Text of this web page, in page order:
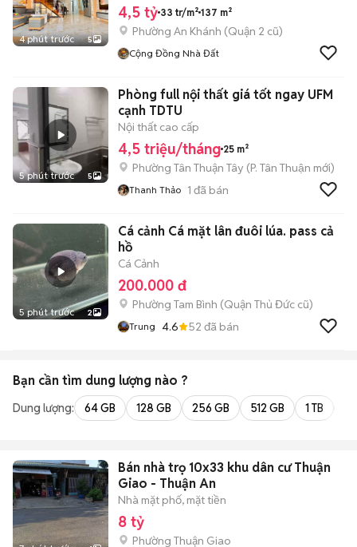
4 phút trước 5
4,5 tỷ 33 tr/m² 137 m²
Phường An Khánh (Quận 2 cũ)
Cộng Đồng Nhà Đất
5 phút trước 5
Phòng full nội thất giá tốt ngay UFM
cạnh TDTU
Nội thất cao cấp
4,5 triệu/tháng 25 m²
Phường Tân Thuận Tây (P. Tân Thuận mới)
Thanh Thảo 1 đã bán
5 phút trước 2
Cá cảnh Cá mặt lân đuôi lúa. pass cả
hồ
Cá Cảnh
200.000 đ
Phường Tam Bình (Quận Thủ Đức cũ)
Trung 4.6 52 đã bán
Bạn cần tìm dung lượng nào ?
Dung lượng: 64 GB 128 GB 256 GB 512 GB 1 TB
Bán nhà trọ 10x33 khu dân cư Thuận
Giao - Thuận An
Nhà mặt phố, mặt tiền
8 tỷ
Phường Thuận Giao